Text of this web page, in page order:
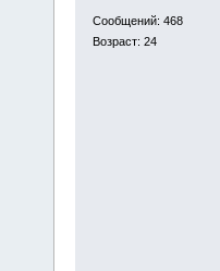
Сообщений: 468
Возраст: 24